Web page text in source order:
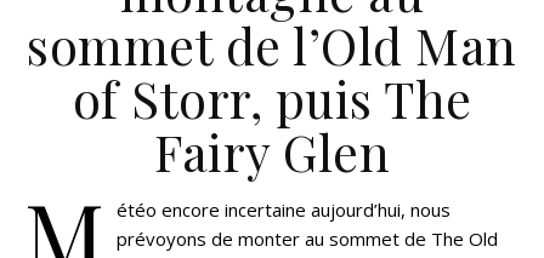
sommet de l’Old Man
of Storr, puis The
Fairy Glen
M
étéo encore incertaine aujourd’hui, nous
prévoyons de monter au sommet de The Old